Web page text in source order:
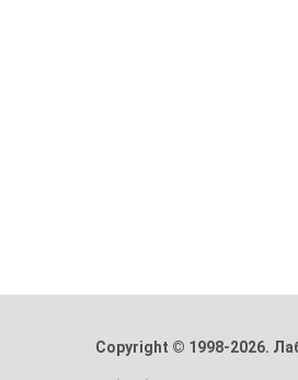
Copyright © 1998-2026.